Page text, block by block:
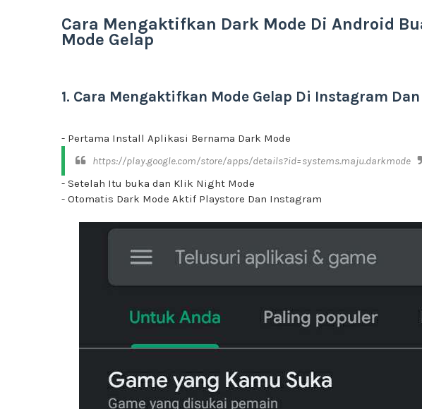
Cara Mengaktifkan Dark Mode Di Android
Mode Gelap
1. Cara Mengaktifkan Mode Gelap Di Instagram
- Pertama Install Aplikasi Bernama Dark Mode
https://play.google.com/store/apps/details?id=systems.maju.darkmode
- Setelah Itu buka dan Klik Night Mode
- Otomatis Dark Mode Aktif Playstore Dan Instagram